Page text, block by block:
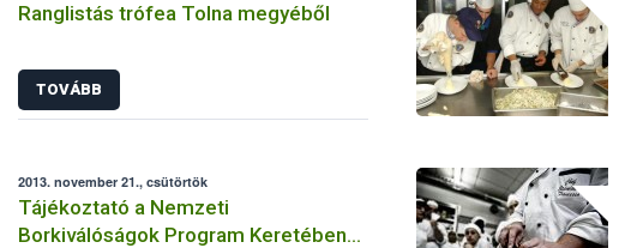
Ranglistás trófea Tolna megyéből
TOVÁBB
2013. november 21., csütörtök
Tájékoztató a Nemzeti
Borkiválóságok Program Keretében